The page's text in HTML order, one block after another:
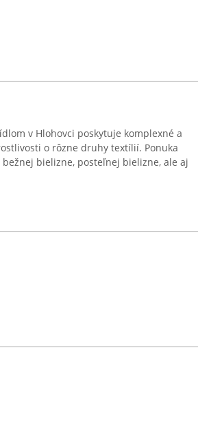
v Hlohovci poskytuje komplexné a
o rôzne druhy textílií. Ponuka
bielizne, posteľnej bielizne, ale aj